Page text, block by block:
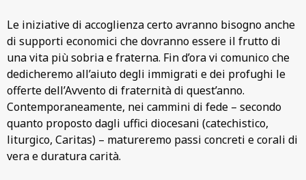
Le iniziative di accoglienza certo avranno bisogno anche
di supporti economici che dovranno essere il frutto di
una vita più sobria e fraterna. Fin d’ora vi comunico che
dedicheremo all’aiuto degli immigrati e dei profughi le
offerte dell’Avvento di fraternità di quest’anno.
Contemporaneamente, nei cammini di fede – secondo
quanto proposto dagli uffici diocesani (catechistico,
liturgico, Caritas) – matureremo passi concreti e corali di
vera e duratura carità.